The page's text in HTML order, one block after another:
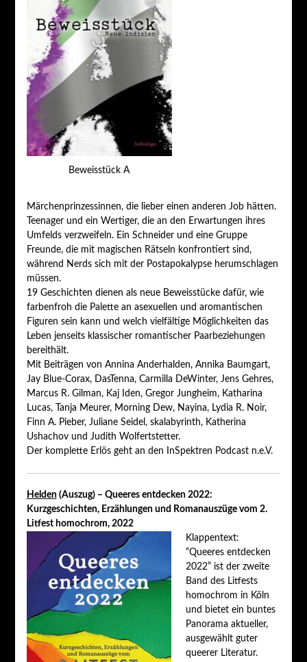
Beweisstück A
Märchenprinzessinnen, die lieber einen anderen Job hätten.
Teenager und ein Wertiger, die an den Erwartungen ihres
Umfelds verzweifeln. Ein Schneider und eine Gruppe
Freunde, die mit magischen Rätseln konfrontiert sind,
während Nerds sich mit der Postapokalypse herumschlagen
müssen.
19 Geschichten dienen als neue Beweisstücke dafür, wie
farbenfroh die Palette an asexuellen und aromantischen
Figuren sein kann und welch vielfältige Möglichkeiten das
Leben jenseits klassischer romantischer Paarbeziehungen
bereithält.
Mit Beiträgen von Annina Anderhalden, Annika Baumgart,
Jay Blue-Corax, DasTenna, Carmilla DeWinter, Jens Gehres,
Marcus R. Gilman, Kaj Iden, Gregor Jungheim, Katharina
Lucas, Tanja Meurer, Morning Dew, Nayina, Lydia R. Noir,
Finn A. Pieber, Juliane Seidel, skalabyrinth, Katherina
Ushachov und Judith Wolfertstetter.
Der komplette Erlös geht an den InSpektren Podcast n.e.V.
Helden(Auszug) – Queeres entdecken 2022:
Kurzgeschichten, Erzählungen und Romanauszüge vom 2.
Litfest homochrom, 2022
Klappentext:
“Queeres entdecken
2022” ist der zweite
Band des Litfests
homochrom in Köln
und bietet ein buntes
Panorama aktueller,
ausgewählt guter
queerer Literatur.